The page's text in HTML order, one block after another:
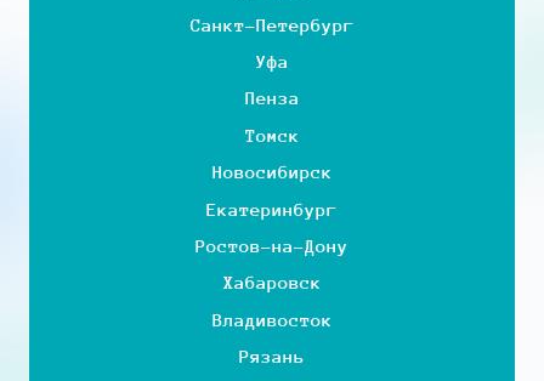
Санкт-Петербург
Уфа
Пенза
Томск
Новосибирск
Екатеринбург
Ростов-на-Дону
Хабаровск
Владивосток
Рязань